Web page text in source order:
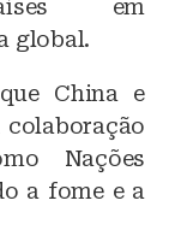
em
global.
China e
Nações
a fome e a